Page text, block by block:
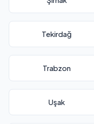
Tekirdağ
Trabzon
Uşak